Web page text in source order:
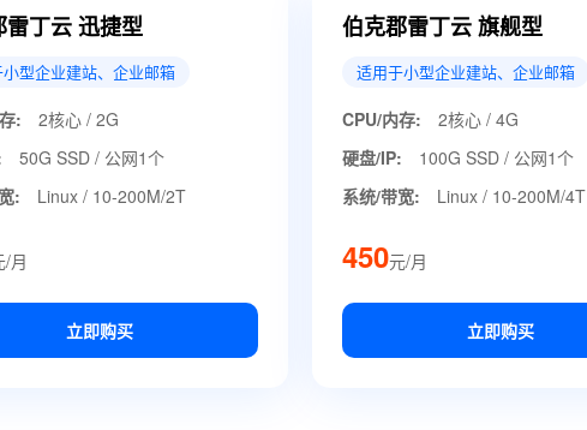
雷丁云 迅捷型
型企业建站、企业邮箱
:
2核心 / 2G
50G SSD / 公网1个
:
Linux / 10-200M/2T
/月
立即购买
伯克郡雷丁云 旗舰型
适用于小型企业建站、企业邮箱
CPU/内存:
2核心 / 4G
硬盘/IP:
100G SSD / 公网1个
系统/带宽:
Linux / 10-200M/4T
450元/月
立即购买